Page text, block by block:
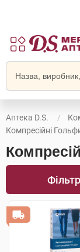
Аптека D.S.
Компресійні